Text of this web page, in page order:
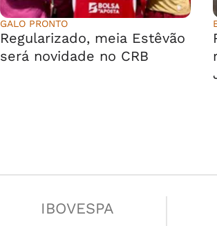
GALO PRONTO
Regularizado, meia Estêvão
será novidade no CRB
IBOVESPA